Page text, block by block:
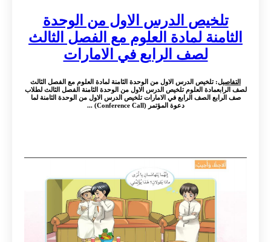
تلخيص الدرس الاول من الوحدة
الثامنة لمادة العلوم مع الفصل الثالث
لصف الرابع في الامارات
التفاصيل: تلخيص الدرس الاول من الوحدة الثامنة لمادة العلوم مع الفصل الثالث
لصف الرابعمادة العلوم تلخيص الدرس الاول من الوحدة الثامنة الفصل الثالث لطلاب
صف الرابع الصف الرابع في الامارات تلخيص الدرس الاول من الوحدة الثامنة لما
دعوة المؤتمر (Conference Call) ...